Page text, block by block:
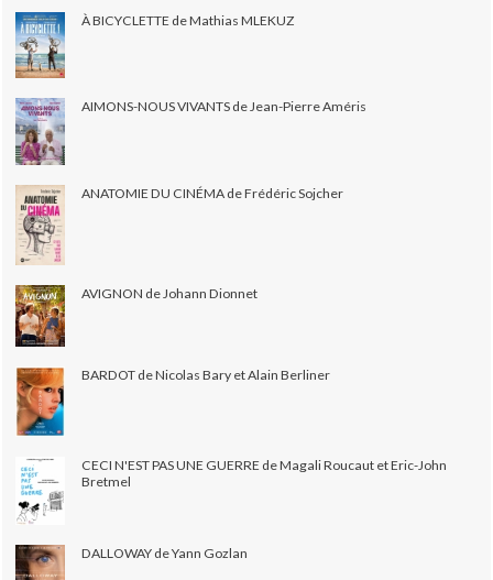
À BICYCLETTE de Mathias MLEKUZ
AIMONS-NOUS VIVANTS de Jean-Pierre Améris
ANATOMIE DU CINÉMA de Frédéric Sojcher
AVIGNON de Johann Dionnet
BARDOT de Nicolas Bary et Alain Berliner
CECI N'EST PAS UNE GUERRE de Magali Roucaut et Eric-John
Bretmel
DALLOWAY de Yann Gozlan